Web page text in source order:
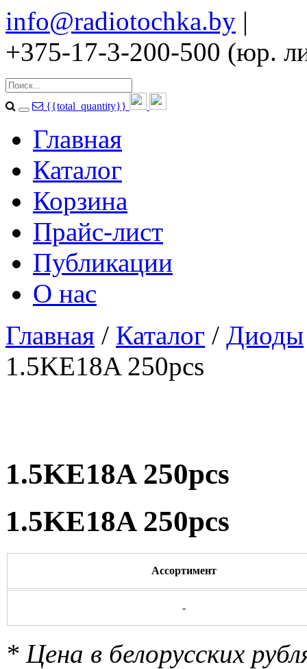
info@radiotochka.by |
+375-17-3-200-500 (юр.
{{total_quantity}}
Главная
Каталог
Корзина
Прайс-лист
Публикации
О нас
Главная / Каталог / Диоды
1.5KE18A 250pcs
1.5KE18A 250pcs
1.5KE18A 250pcs
Ассортимент
-
* Цена в белорусских